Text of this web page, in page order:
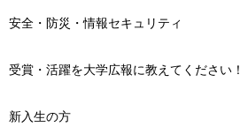
安全・防災・情報セキュリティ
受賞・活躍を大学広報に教えてください！
新入生の方